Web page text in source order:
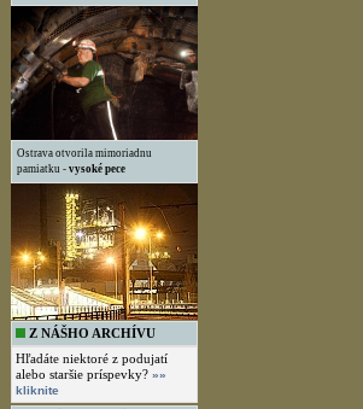
Ostrava otvorila mimoriadnu
pamiatku - vysoké pece
Z NÁŠHO ARCHÍVU
Hľadáte niektoré z podujatí
alebo staršie príspevky? »»
kliknite